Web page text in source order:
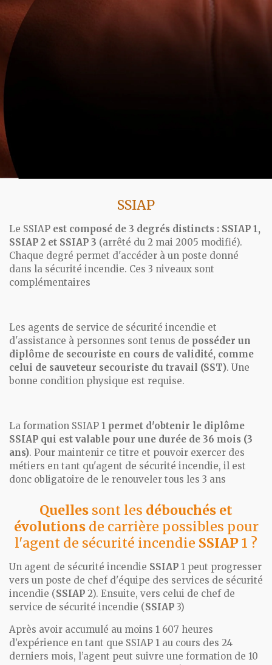
SSIAP
Le SSIAP est composé de 3 degrés distincts : SSIAP 1,
SSIAP 2 et SSIAP 3 (arrêté du 2 mai 2005 modifié).
Chaque degré permet d'accéder à un poste donné
dans la sécurité incendie. Ces 3 niveaux sont
complémentaires
Les agents de service de sécurité incendie et
d'assistance à personnes sont tenus de posséder un
diplôme de secouriste en cours de validité, comme
celui de sauveteur secouriste du travail (SST). Une
bonne condition physique est requise.
La formation SSIAP 1 permet d'obtenir le diplôme
SSIAP qui est valable pour une durée de 36 mois (3
ans). Pour maintenir ce titre et pouvoir exercer des
métiers en tant qu'agent de sécurité incendie, il est
donc obligatoire de le renouveler tous les 3 ans
Quelles sont les débouchés et
évolutionsde carrière possibles pour
l'agent de sécurité incendie SSIAP1 ?
Un agent de sécurité incendie SSIAP 1 peut progresser
vers un poste de chef d'équipe des services de sécurité
incendie (SSIAP 2). Ensuite, vers celui de chef de
service de sécurité incendie (SSIAP 3)
Après avoir accumulé au moins 1 607 heures
d’expérience en tant que SSIAP 1 au cours des 24
derniers mois, l’agent peut suivre une formation de 10